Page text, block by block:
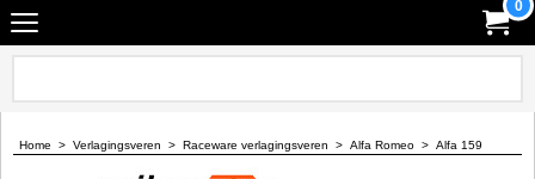
0
Home > Verlagingsveren > Raceware verlagingsveren > Alfa Romeo > Alfa 159